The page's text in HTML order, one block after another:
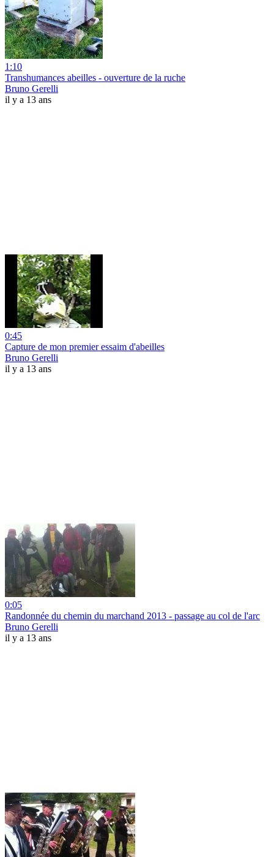
1:10
Transhumances abeilles - ouverture de la ruche
Bruno Gerelli
il y a 13 ans
0:45
Capture de mon premier essaim d'abeilles
Bruno Gerelli
il y a 13 ans
0:05
Randonnée du chemin du marchand 2013 - passage au col de l'arc
Bruno Gerelli
il y a 13 ans